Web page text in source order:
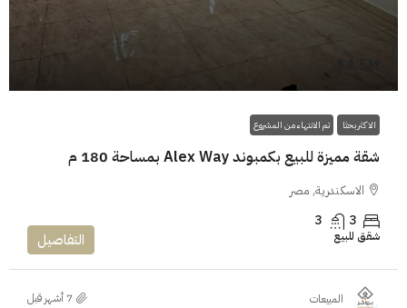
الاكثر بحثا تم الانتهاء من المشروع
شقة مميزة للبيع بكمبوند Alex Way بمساحة 180 م
الاسكندرية, مصر
3
3
شقق للبيع التفاصيل
المبيعات